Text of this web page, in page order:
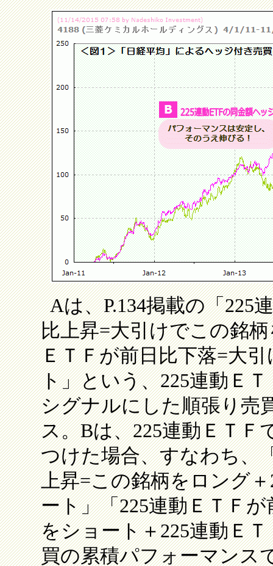
Aは、P.134掲載の「225
比上昇=大引けでこの銘
ＥＴＦが前日比下落=大
ト」という、225連動Ｅ
シグナルにした順張り売
ス。Bは、225連動ＥＴＦ
つけた場合、すなわち、
上昇=この銘柄をロング
ート」「225連動ＥＴＦ
をショート＋225連動Ｅ
買の累積パフォーマンス